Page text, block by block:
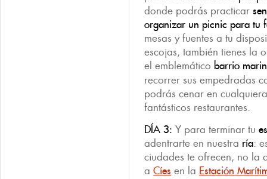
donde podrás practicar
organizar un picnic para tu
mesas y fuentes a tu
escojas, también tienes la
el emblemático barrio
recorrer sus empedradas
podrás cenar en
fantásticos restaurantes.
DÍA 3: Y para terminar tu
adentrarte en nuestra ría:
ciudades te ofrecen, no la
a Cíes en la Estación